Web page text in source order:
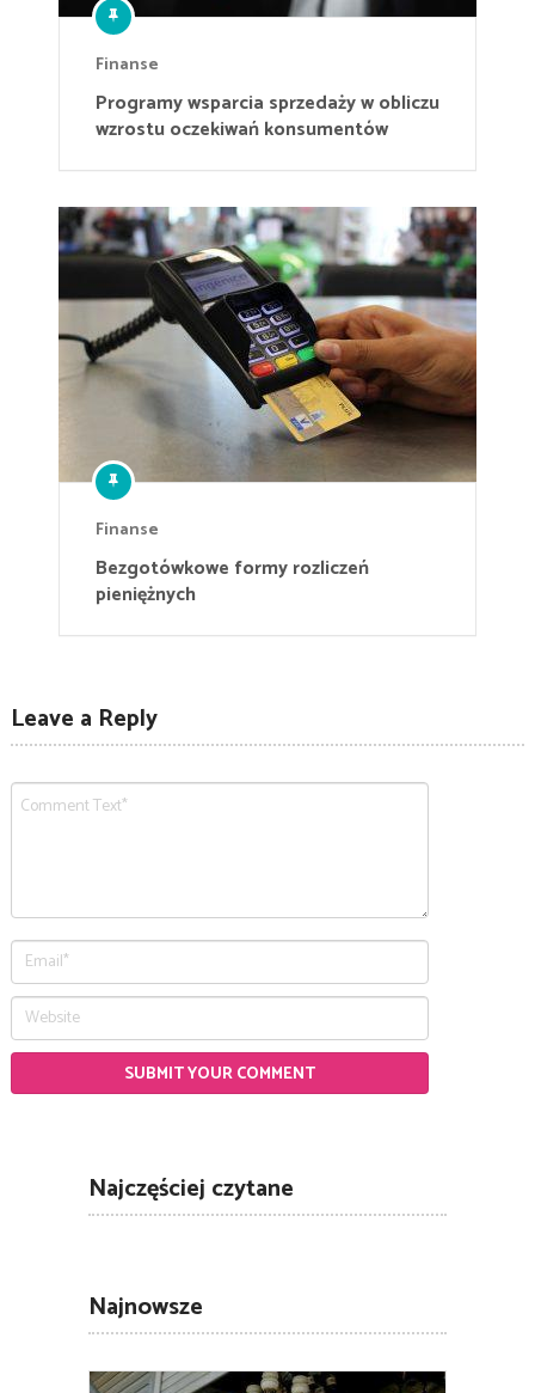
Finanse
Programy wsparcia sprzedaży w obliczu
wzrostu oczekiwań konsumentów
Finanse
Bezgotówkowe formy rozliczeń
pieniężnych
Leave a Reply
Najczęściej czytane
Najnowsze